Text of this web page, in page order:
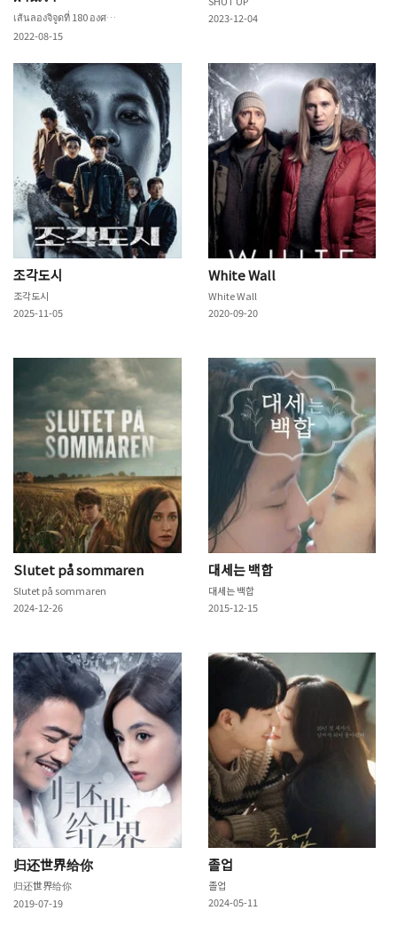
เส้นลองจิจูดที่ 180 องศาลากผ่านเรา
2022-08-15
2023-12-04
조각도시
조각도시
2025-11-05
White Wall
White Wall
2020-09-20
Slutet på sommaren
Slutet på sommaren
2024-12-26
대세는 백합
대세는 백합
2015-12-15
归还世界给你
归还世界给你
2019-07-19
졸업
졸업
2024-05-11